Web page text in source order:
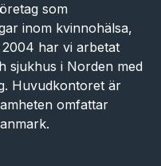
som
inom kvinnohälsa,
har vi arbetat
sjukhus i Norden med
Huvudkontoret är
omfattar